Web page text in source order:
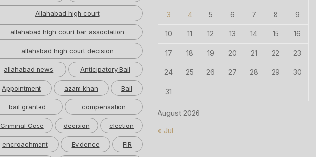
Allahabad high court
allahabad high court bar association
allahabad high court decision
allahabad news Anticipatory Bail
Appointment azam khan Bail
bail granted compensation
Criminal Case decision election
encroachment Evidence FIR
August 2026
3 4 5 6 7 8 9
10 11 12 13 14 15 16
17 18 19 20 21 22 23
24 25 26 27 28 29 30
31
« Jul